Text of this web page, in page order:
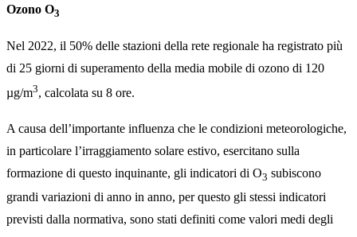
Ozono O3
Nel 2022, il 50% delle stazioni della rete regionale ha registrato più
di 25 giorni di superamento della media mobile di ozono di 120
µg/m3, calcolata su 8 ore.
A causa dell’importante influenza che le condizioni meteorologiche,
in particolare l’irraggiamento solare estivo, esercitano sulla
formazione di questo inquinante, gli indicatori di O3 subiscono
grandi variazioni di anno in anno, per questo gli stessi indicatori
previsti dalla normativa, sono stati definiti come valori medi degli